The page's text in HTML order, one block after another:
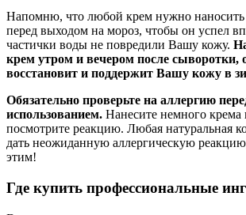
Напомню, что любой крем нужно наносить
перед выходом на мороз, чтобы он успел
частички воды не повредили Вашу кожу.
крем утром и вечером после сыворотки,
восстановит и поддержит Вашу кожу в
Обязательно проверьте на аллергию
использованием. Нанесите немного крема
посмотрите реакцию. Любая натуральная
дать неожиданную аллергическую
этим!
Где купить профессиональные